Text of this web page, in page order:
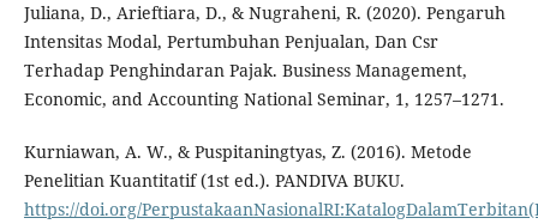
Juliana, D., Arieftiara, D., & Nugraheni, R. (2020). Pengaruh
Intensitas Modal, Pertumbuhan Penjualan, Dan Csr
Terhadap Penghindaran Pajak. Business Management,
Economic, and Accounting National Seminar, 1, 1257–1271.
Kurniawan, A. W., & Puspitaningtyas, Z. (2016). Metode
Penelitian Kuantitatif (1st ed.). PANDIVA BUKU.
https://doi.org/